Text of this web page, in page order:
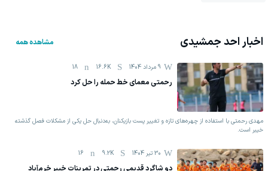
اخباراحد جمشیدی مشاهده همه
9 مرداد 1404 16.6K
18
رحمتی معمای خط حمله را حل کرد
مهدی رحمتی با استفاده از چهره‌های تازه و تغییر پست بازیکنان، به‌دنبال حل یکی از مشکلات فصل گذشته
خیبر است.
30 تیر 1404 9.2K
16
دو شاگرد قدیمی رحمتی در تمرینات خیبر خرم‌آباد